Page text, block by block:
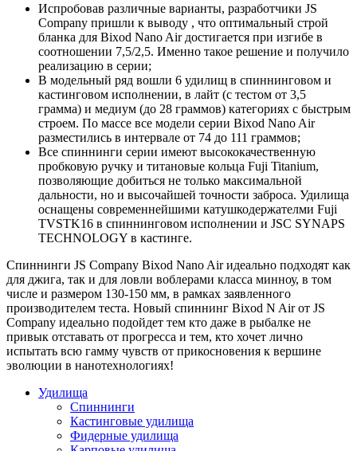
Испробовав различные варианты, разработчики JS
Company пришли к выводу , что оптимальный строй
бланка для Bixod Nano Air достигается при изгибе в
соотношении 7,5/2,5. Именно такое решение и получило
реализацию в серии;
В модельный ряд вошли 6 удилищ в спиннинговом и
кастинговом исполнении, в лайт (с тестом от 3,5
грамма) и медиум (до 28 граммов) категориях с быстрым
строем. По массе все модели серии Bixod Nano Air
разместились в интервале от 74 до 111 граммов;
Все спиннинги серии имеют высококачественную
пробковую ручку и титановые кольца Fuji Titanium,
позволяющие добиться не только максимальной
дальности, но и высочайшей точности заброса. Удилища
оснащены современнейшими катушкодержателми Fuji
TVSTK16 в спиннинговом исполнении и JSC SYNAPS
TECHNOLOGY в кастинге.
Спиннинги JS Company Bixod Nano Air идеально подходят как
для джига, так и для ловли воблерами класса минноу, в том
числе и размером 130-150 мм, в рамках заявленного
производителем теста. Новый спиннинг Bixod N Air от JS
Company идеально подойдет тем кто даже в рыбалке не
привык отставать от прогресса и тем, кто хочет лично
испытать всю гамму чувств от прикосновения к вершине
эволюции в нанотехнологиях!
Удилища
Спиннинги
Кастинговые удилища
Фидерные удилища